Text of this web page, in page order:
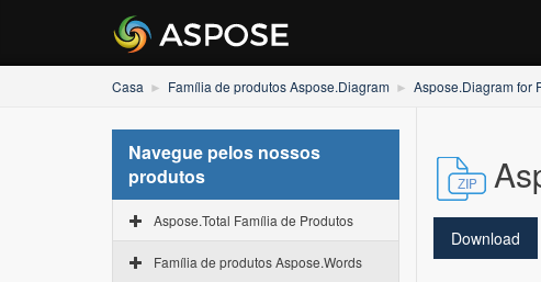
Casa Família de produtos Aspose.Diagram Aspose.Diagram for
Navegue pelos nossos
produtos
Aspose.Total Família de Produtos
Família de produtos Aspose.Words
Download